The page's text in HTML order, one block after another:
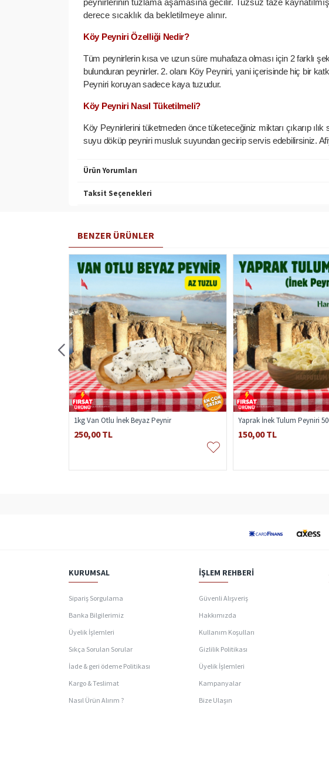
peynirlerinin tuzlama aşamasına gecilir. Tuzsuz taze
derece sıcaklık da bekletilmeye alınır.
Köy Peyniri Özelliği Nedir?
Tüm peynirlerin kısa ve uzun süre muhafaza olması için 2 farklı
bulunduran peynirler. 2. olanı Köy Peyniri, yani içerisinde hiç bir
Peyniri koruyan sadece kaya tuzudur.
Köy Peyniri Nasıl Tüketilmeli?
Köy Peynirlerini tüketmeden önce tüketeceğiniz miktarı çıkarıp
suyu döküp peyniri musluk suyundan gecirip servis edebilirsiniz.
Ürün Yorumları
Taksit Seçenekleri
BENZER ÜRÜNLER
1kg Van Otlu İnek Beyaz Peynir
250,00 TL
Yaprak İnek Tulum Peyniri
150,00 TL
KURUMSAL
Sipariş Sorgulama
Banka Bilgilerimiz
Üyelik İşlemleri
Sıkça Sorulan Sorular
İade & geri ödeme Politikası
Kargo & Teslimat
Nasıl Ürün Alırım ?
İŞLEM REHBERI
Güvenli Alışveriş
Hakkımızda
Kullanım Koşulları
Gizlilik Politikası
Üyelik İşlemleri
Kampanyalar
Bize Ulaşın